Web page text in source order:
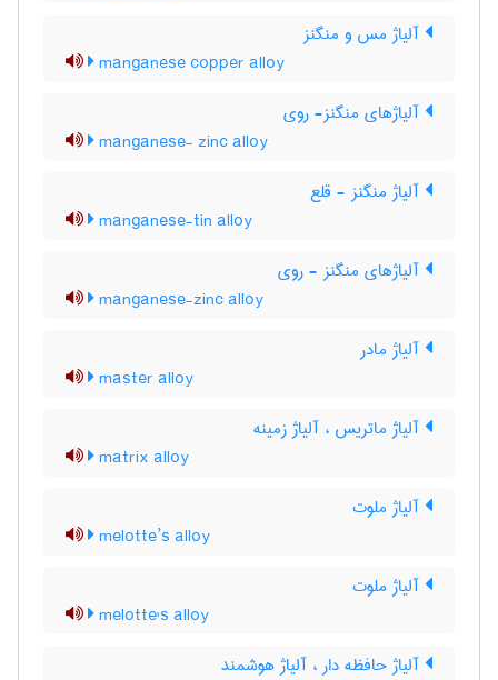
آلیاژ مس و منگنز
manganese copper alloy
آلیاژهای منگنز- روی
manganese- zinc alloy
آلیاژ منگنز - قلع
manganese-tin alloy
آلیاژهای منگنز - روی
manganese-zinc alloy
آلیاژ مادر
master alloy
آلیاژ ماتریس ، آلیاژ زمینه
matrix alloy
آلیاژ ملوت
melotte’s alloy
آلیاژ ملوت
melotte's alloy
آلیاژ حافظه دار ، آلیاژ هوشمند